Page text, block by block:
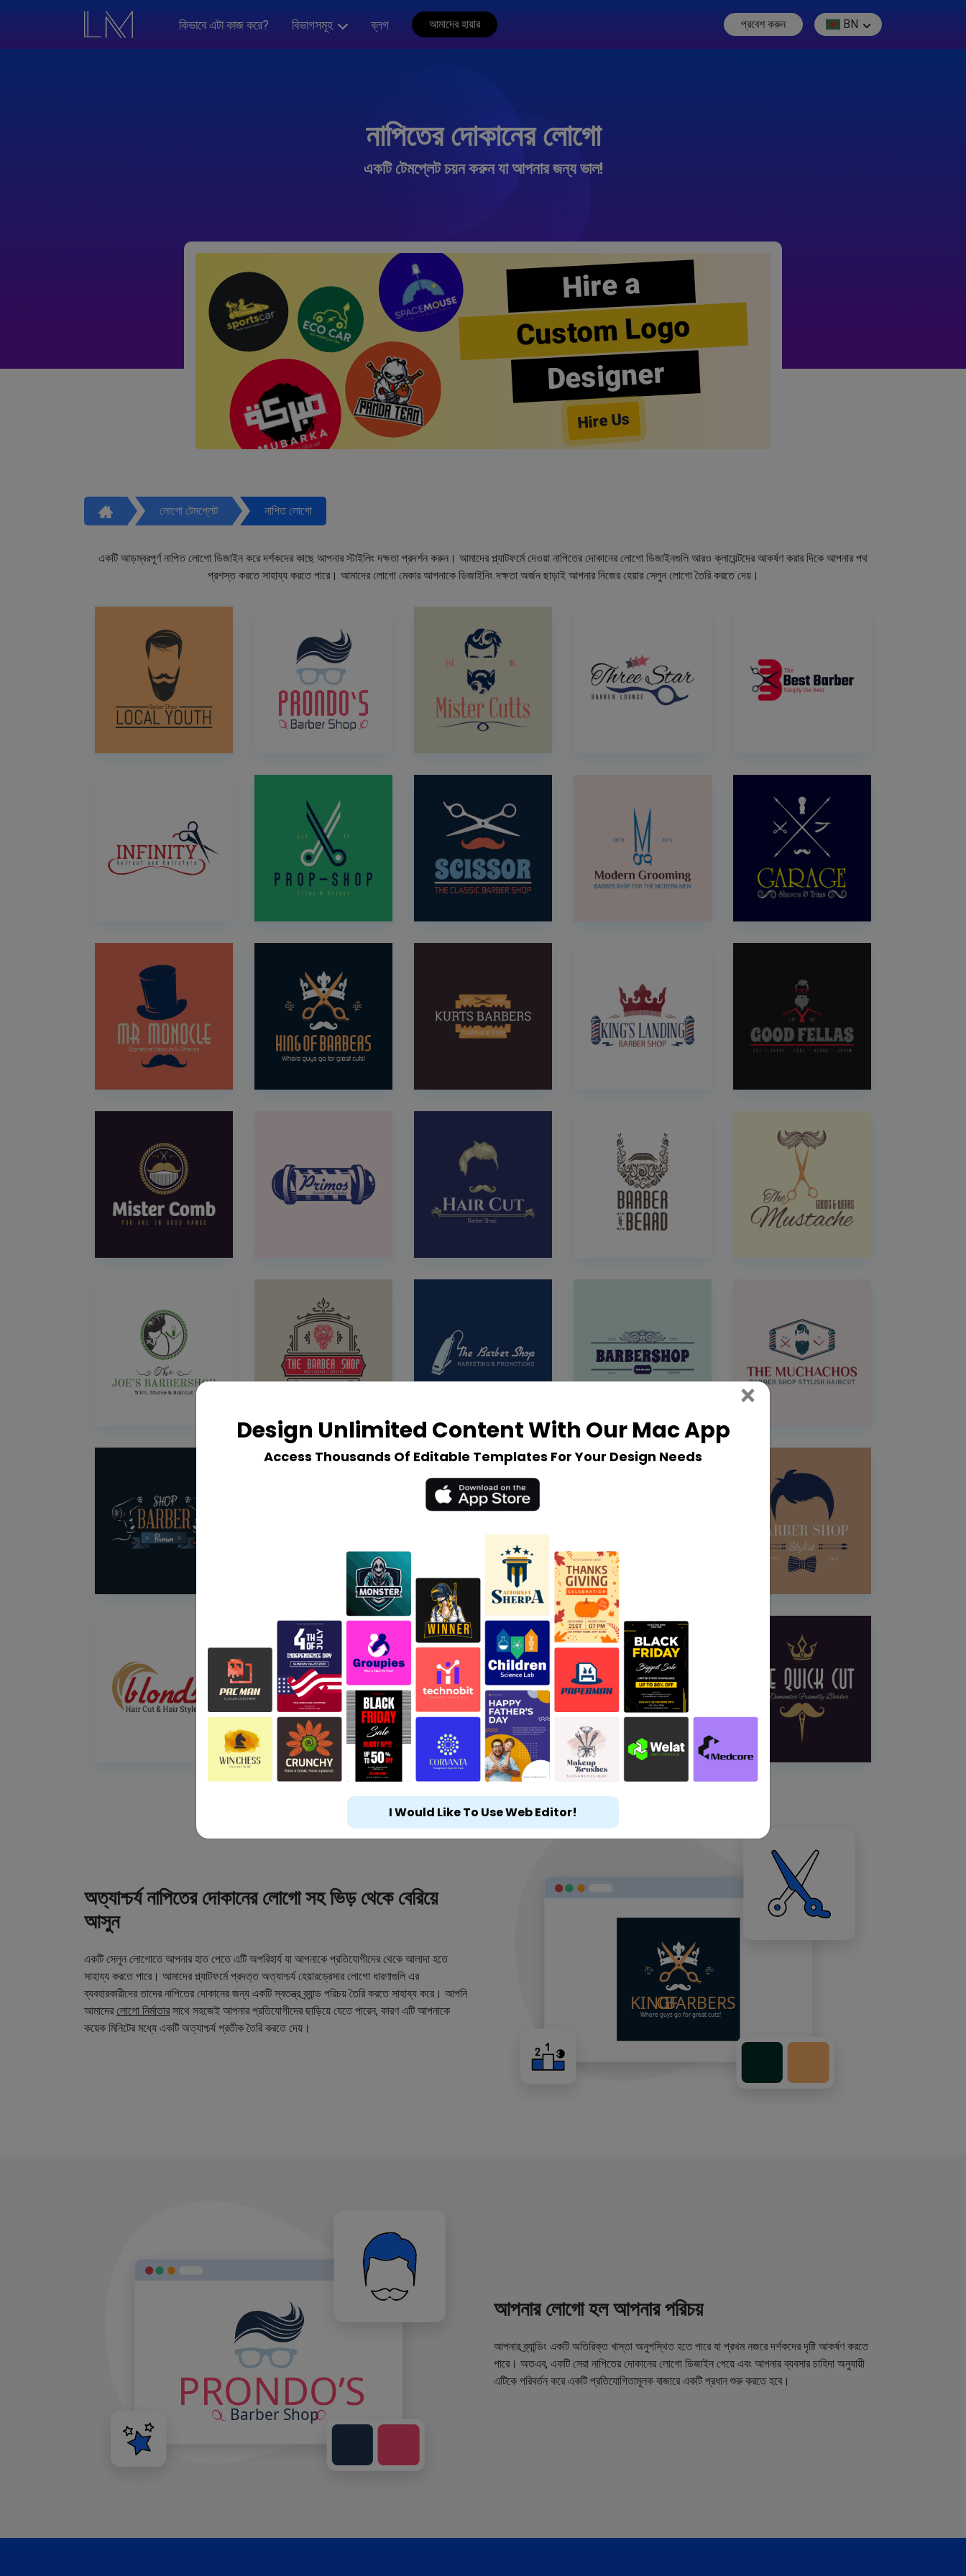
কিভাবে এটা কাজ করে? বিভাগসমূহ ব্লগ আমাদের হায়ার প্রবেশ করুন BN
নাপিতের দোকানের লোগো
একটি টেমপ্লেট চয়ন করুন যা আপনার জন্য ভাল!
Hire a
Custom Logo
Designer
Hire Us
লোগো টেমপ্লেট নাপিত লোগো
একটি আড়ম্বরপূর্ণ নাপিত লোগো ডিজাইন করে দর্শকদের কাছে আপনার স্টাইলিং দক্ষতা প্রদর্শন করুন। আমাদের প্ল্যাটফর্মে দেওয়া নাপিতের দোকানের লোগো ডিজাইনগুলি আরও ক্লায়েন্টদের আকর্ষণ করার দিকে আপনার পথ
প্রশস্ত করতে সাহায্য করতে পারে। আমাদের লোগো মেকার আপনাকে ডিজাইনিং দক্ষতা অর্জন ছাড়াই আপনার নিজের হেয়ার সেলুন লোগো তৈরি করতে দেয়।
অত্যাশ্চর্য নাপিতের দোকানের লোগো সহ ভিড় থেকে বেরিয়ে
আসুন
একটি সেলুন লোগোতে আপনার হাত পেতে এটি অপরিহার্য যা আপনাকে প্রতিযোগীদের থেকে আলাদা হতে
সাহায্য করতে পারে। আমাদের প্ল্যাটফর্মে প্রদত্ত অত্যাশ্চর্য হেয়ারড্রেসার লোগো ধারণাগুলি এর
ব্যবহারকারীদের তাদের নাপিতের দোকানের জন্য একটি স্বতন্ত্র ব্র্যান্ড পরিচয় তৈরি করতে সাহায্য করে। আপনি
আমাদেরলোগো নির্মাতারসাথে সহজেই আপনার প্রতিযোগীদের ছাড়িয়ে যেতে পারেন, কারণ এটি আপনাকে
কয়েক মিনিটের মধ্যে একটি অত্যাশ্চর্য প্রতীক তৈরি করতে দেয়।
আপনার লোগো হল আপনার পরিচয়
আপনার ব্র্যান্ডিং একটি অতিরিক্ত খাস্তা অনুপস্থিত হতে পারে যা প্রথম নজরে দর্শকদের দৃষ্টি আকর্ষণ করতে
পারে। অতএব, একটি সেরা নাপিতের দোকানের লোগো ডিজাইন পেয়ে এবং আপনার ব্যবসার চাহিদা অনুযায়ী
এটিকে পরিবর্তন করে একটি প্রতিযোগিতামূলক বাজারে একটি প্রধান শুরু করতে হবে।
Design Unlimited Content With Our Mac App
Access Thousands Of Editable Templates For Your Design Needs
× Close
I Would Like To Use Web Editor!